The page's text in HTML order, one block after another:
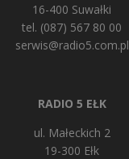
16-400 Suwałki
tel. (087) 567 80 00
serwis@radio5.com.pl
RADIO 5 EŁK
ul. Małeckich 2
19-300 Ełk